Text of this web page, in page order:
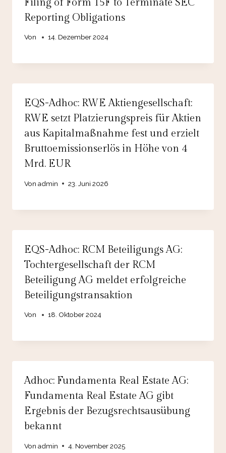
Reporting Obligations
Von 14. Dezember 2024
EQS-Adhoc: RWE Aktiengesellschaft:
RWE setzt Platzierungspreis für Aktien
aus Kapitalmaßnahme fest und erzielt
Bruttoemissionserlös in Höhe von 4
Mrd. EUR
Von admin 23. Juni 2026
EQS-Adhoc: RCM Beteiligungs AG:
Tochtergesellschaft der RCM
Beteiligung AG meldet erfolgreiche
Beteiligungstransaktion
Von 18. Oktober 2024
Adhoc: Fundamenta Real Estate AG:
Fundamenta Real Estate AG gibt
Ergebnis der Bezugsrechtsausübung
bekannt
Von admin 4. November 2025